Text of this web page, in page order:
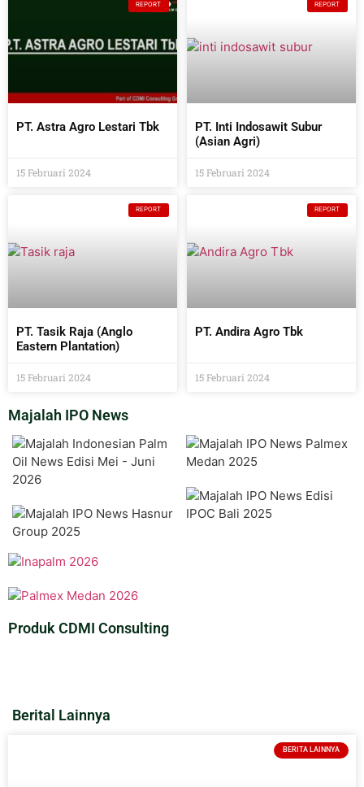
REPORT
PT. Astra Agro Lestari Tbk
15 Februari 2024
REPORT
PT. Inti Indosawit Subur
(Asian Agri)
15 Februari 2024
REPORT
PT. Tasik Raja (Anglo
Eastern Plantation)
15 Februari 2024
REPORT
PT. Andira Agro Tbk
15 Februari 2024
Majalah IPO News
Produk CDMI Consulting
Berital Lainnya
BERITA LAINNYA